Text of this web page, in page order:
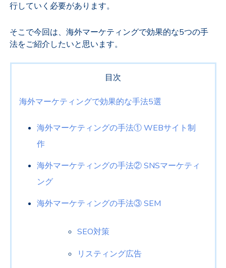
行していく必要があります。
そこで今回は、海外マーケティングで効果的な5つの手
法をご紹介したいと思います。
目次
海外マーケティングで効果的な手法5選
海外マーケティングの手法① WEBサイト制
作
海外マーケティングの手法② SNSマーケティ
ング
海外マーケティングの手法③ SEM
SEO対策
リスティング広告